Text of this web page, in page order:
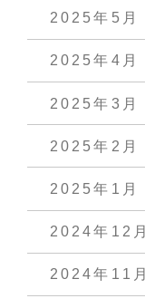
2025年5月
2025年4月
2025年3月
2025年2月
2025年1月
2024年12月
2024年11月